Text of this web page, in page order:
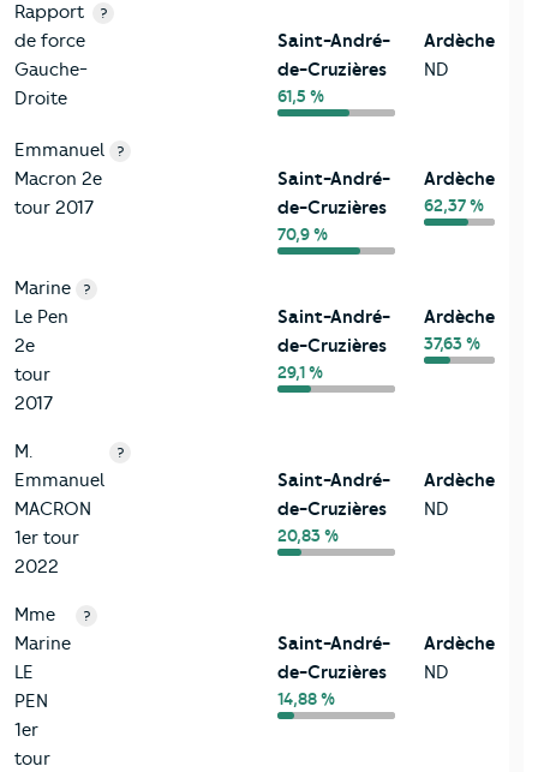
Rapport
de force
Gauche-
Droite
?
Saint-André-
de-Cruzières
61,5 %
Ardèche
ND
Emmanuel
Macron 2e
tour 2017
?
Saint-André-
de-Cruzières
70,9 %
Ardèche
62,37 %
Marine
Le Pen
2e
tour
2017
?
Saint-André-
de-Cruzières
29,1 %
Ardèche
37,63 %
M.
Emmanuel
MACRON
1er tour
2022
?
Saint-André-
de-Cruzières
20,83 %
Ardèche
ND
Mme
Marine
LE
PEN
1er
tour
?
Saint-André-
de-Cruzières
14,88 %
Ardèche
ND